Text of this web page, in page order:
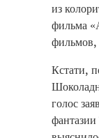
из
фильма
Кстати,
голос